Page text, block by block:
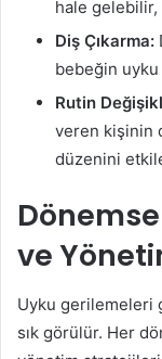
hale gelebilir,
Diş Çıkarma:
bebeğin
Rutin
veren kişinin
düzenini
ve
Uyku gerilemeleri
sık görülür. Her